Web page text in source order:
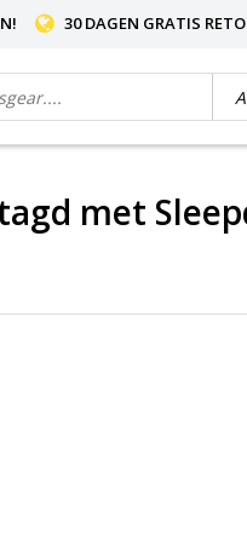
30 DAGEN GRATIS
met